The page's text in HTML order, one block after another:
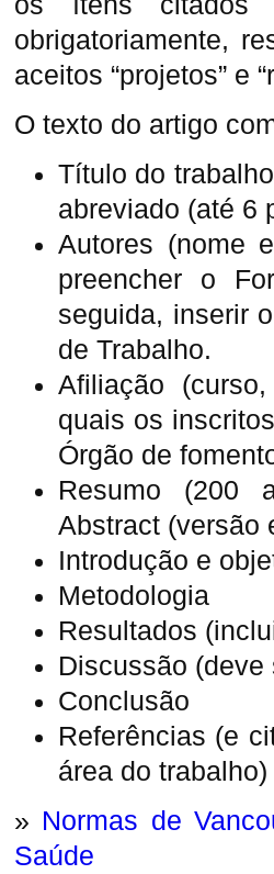
obrigatoriamente,
aceitos “projetos” e
O texto do artigo
Título do
abreviado (até 6
Autores (nome
preencher o
seguida, inserir
de Trabalho.
Afiliação
quais os
Órgão de
Resumo (200
Abstract (versão
Introdução e
Metodologia
Resultados
Discussão
Conclusão
Referências (e
área do trabalho)
» Normas de
Saúde